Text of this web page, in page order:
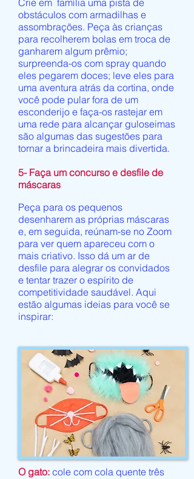
Crie em família uma pista de
obstáculos com armadilhas e
assombrações. Peça às crianças
para recolherem bolas em troca de
ganharem algum prêmio;
surpreenda-os com spray quando
eles pegarem doces; leve eles para
uma aventura atrás da cortina, onde
você pode pular fora de um
esconderijo e faça-os rastejar em
uma rede para alcançar guloseimas
são algumas das sugestões para
tornar a brincadeira mais divertida.
5- Faça um concurso e desfile de
máscaras
Peça para os pequenos
desenharem as próprias máscaras
e, em seguida, reúnam-se no Zoom
para ver quem apareceu com o
mais criativo. Isso dá um ar de
desfile para alegrar os convidados
e tentar trazer o espírito de
competitividade saudável. Aqui
estão algumas ideias para você se
inspirar:
O gato: cole com cola quente três